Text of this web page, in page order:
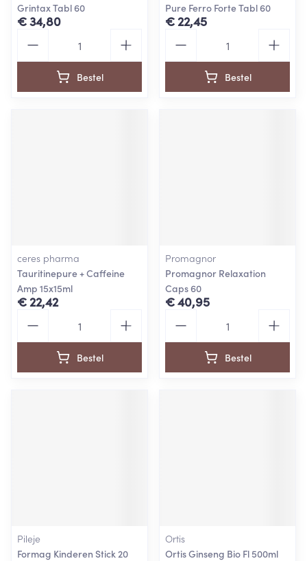
Grintax Tabl 60
€ 34,80
Bestel
Pure Ferro Forte Tabl 60
€ 22,45
Bestel
ceres pharma
Tauritinepure + Caffeine
Amp 15x15ml
€ 22,42
Bestel
Promagnor
Promagnor Relaxation
Caps 60
€ 40,95
Bestel
Pileje
Formag Kinderen Stick 20
Ortis
Ortis Ginseng Bio Fl 500ml